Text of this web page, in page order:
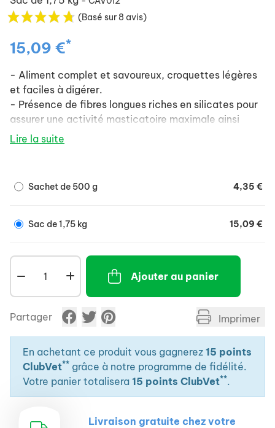
(Basé sur 8 avis)
15,09 €*
- Aliment complet et savoureux, croquettes légères
et faciles à digérer.
- Présence de fibres longues riches en silicates pour
assurer une activité masticatoire maximale ainsi
qu'une bonne santé buccale.
- Riche en vitamines essentielles pour un bon état de
Lire la suite
Sachet de 500 g 4,35 €
Sac de 1,75 kg 15,09 €
Ajouter au panier
Partager Imprimer
En achetant ce produit vous gagnerez 15 points
ClubVet** grâce à notre programme de fidélité.
Votre panier totalisera 15 points ClubVet**.
Livraison gratuite chez votre